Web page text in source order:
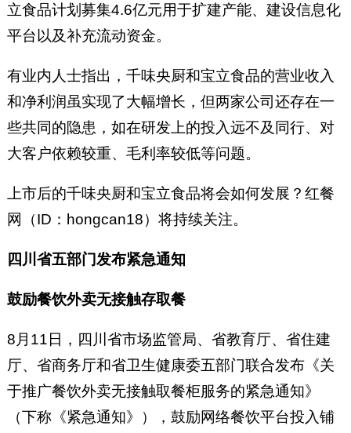
立食品计划募集4.6亿元用于扩建产能、建设信息化
平台以及补充流动资金。
有业内人士指出，千味央厨和宝立食品的营业收入
和净利润虽实现了大幅增长，但两家公司还存在一
些共同的隐患，如在研发上的投入远不及同行、对
大客户依赖较重、毛利率较低等问题。
上市后的千味央厨和宝立食品将会如何发展？红餐
网（ID：hongcan18）将持续关注。
四川省五部门发布紧急通知
鼓励餐饮外卖无接触存取餐
8月11日，四川省市场监管局、省教育厅、省住建
厅、省商务厅和省卫生健康委五部门联合发布《关
于推广餐饮外卖无接触取餐柜服务的紧急通知》
（下称《紧急通知》），鼓励网络餐饮平台投入铺